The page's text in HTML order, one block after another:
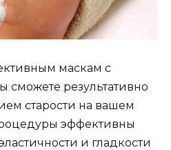
маскам с
сможете результативно
старости на вашем
эффективны
и гладкости